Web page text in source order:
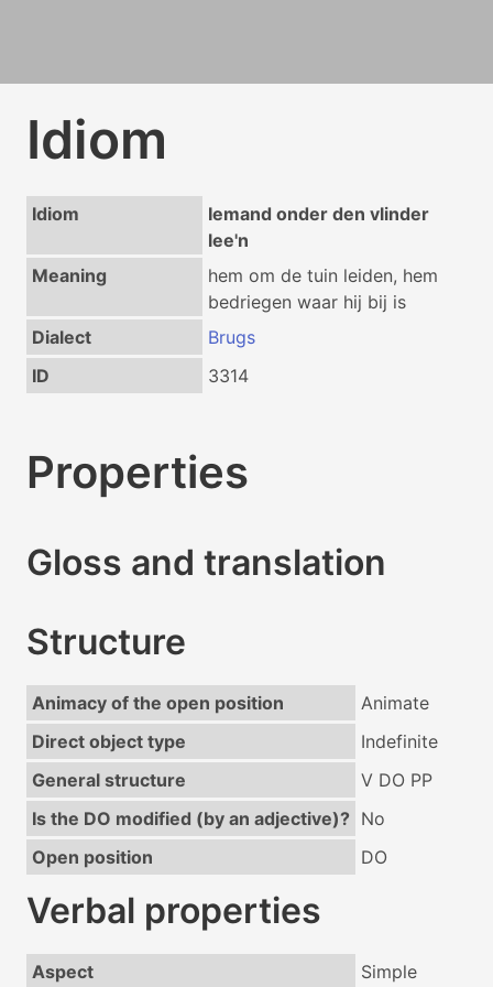
Idiom
Idiom
Iemand onder den vlinder
lee'n
Meaning
hem om de tuin leiden, hem
bedriegen waar hij bij is
Dialect
Brugs
ID
3314
Properties
Gloss and translation
Structure
Animacy of the open position
Animate
Direct object type
Indefinite
General structure
V DO PP
Is the DO modified (by an adjective)? No
Open position
DO
Verbal properties
Aspect Simple